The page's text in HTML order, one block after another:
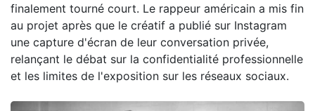
finalement tourné court. Le rappeur américain a mis fin
au projet après que le créatif a publié sur Instagram
une capture d'écran de leur conversation privée,
relançant le débat sur la confidentialité professionnelle
et les limites de l'exposition sur les réseaux sociaux.